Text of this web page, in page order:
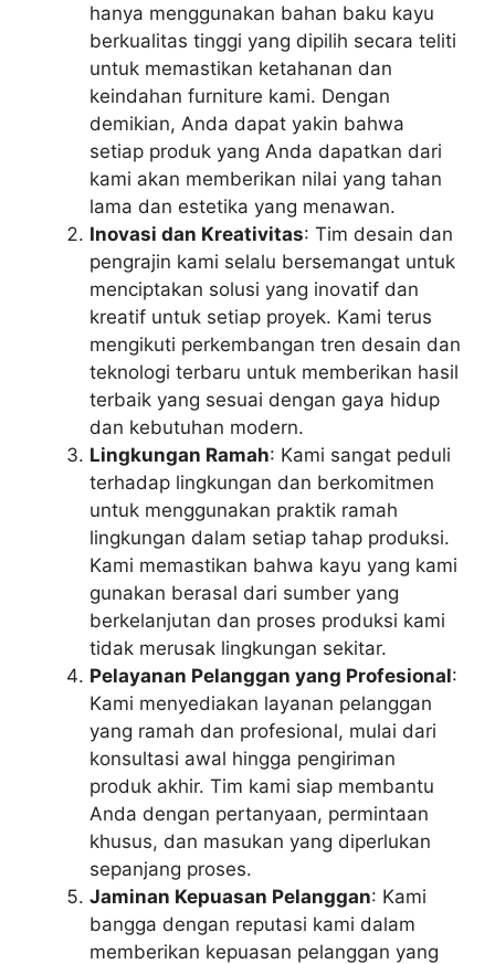
hanya menggunakan bahan baku kayu
berkualitas tinggi yang dipilih secara teliti
untuk memastikan ketahanan dan
keindahan furniture kami. Dengan
demikian, Anda dapat yakin bahwa
setiap produk yang Anda dapatkan dari
kami akan memberikan nilai yang tahan
lama dan estetika yang menawan.
Inovasi dan Kreativitas: Tim desain dan
pengrajin kami selalu bersemangat untuk
menciptakan solusi yang inovatif dan
kreatif untuk setiap proyek. Kami terus
mengikuti perkembangan tren desain dan
teknologi terbaru untuk memberikan hasil
terbaik yang sesuai dengan gaya hidup
dan kebutuhan modern.
Lingkungan Ramah: Kami sangat peduli
terhadap lingkungan dan berkomitmen
untuk menggunakan praktik ramah
lingkungan dalam setiap tahap produksi.
Kami memastikan bahwa kayu yang kami
gunakan berasal dari sumber yang
berkelanjutan dan proses produksi kami
tidak merusak lingkungan sekitar.
Pelayanan Pelanggan yang Profesional:
Kami menyediakan layanan pelanggan
yang ramah dan profesional, mulai dari
konsultasi awal hingga pengiriman
produk akhir. Tim kami siap membantu
Anda dengan pertanyaan, permintaan
khusus, dan masukan yang diperlukan
sepanjang proses.
Jaminan Kepuasan Pelanggan: Kami
bangga dengan reputasi kami dalam
memberikan kepuasan pelanggan yang